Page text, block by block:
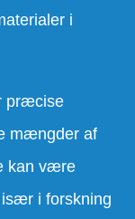
i
præcise
mængder af
kan være
især i forskning